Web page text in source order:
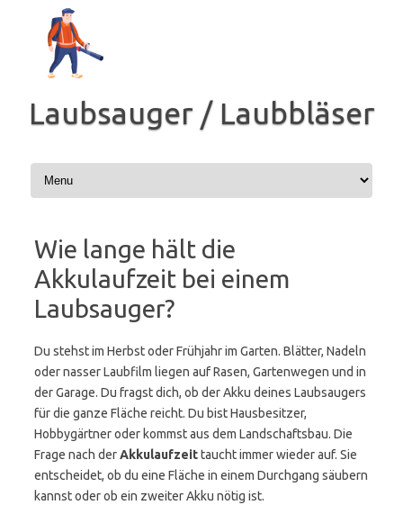
Inhalt
springen
Laubsauger / Laubbläser
Wie lange hält die
Akkulaufzeit bei einem
Laubsauger?
Du stehst im Herbst oder Frühjahr im Garten. Blätter, Nadeln
oder nasser Laubfilm liegen auf Rasen, Gartenwegen und in
der Garage. Du fragst dich, ob der Akku deines Laubsaugers
für die ganze Fläche reicht. Du bist Hausbesitzer,
Hobbygärtner oder kommst aus dem Landschaftsbau. Die
Frage nach derAkkulaufzeittaucht immer wieder auf. Sie
entscheidet, ob du eine Fläche in einem Durchgang säubern
kannst oder ob ein zweiter Akku nötig ist.